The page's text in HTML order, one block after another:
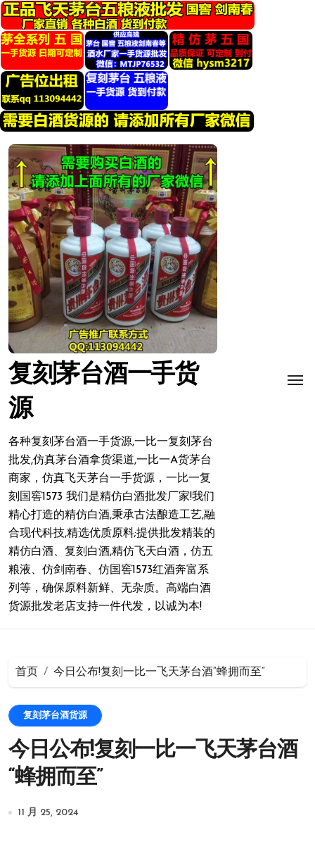
转
到
内
容
复刻茅台酒一手货
源
各种复刻茅台酒一手货源,一比一复刻茅台
批发,仿真茅台酒拿货渠道,一比一A货茅台
商家，仿真飞天茅台一手货源，一比一复
刻国窖1573 我们是精仿白酒批发厂家!我们
精心打造的精仿白酒,秉承古法酿造工艺,融
合现代科技,精选优质原料;提供批发精装的
精仿白酒、复刻白酒,精仿飞天白酒，仿五
粮液、仿剑南春、仿国窖1573红酒奔富系
列等，确保原料新鲜、无杂质。高端白酒
货源批发老店支持一件代发，以诚为本!
首页 今日公布!复刻一比一飞天茅台酒“蜂拥而至”
复刻茅台酒货源
今日公布!复刻一比一飞天茅台酒
“蜂拥而至”
11 月 25, 2024